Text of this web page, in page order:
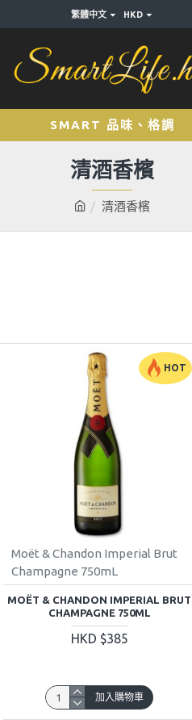
繁體中文 HKD
SMART 品味、格調
清酒香檳
清酒香檳
HOT
Moët & Chandon Imperial Brut
Champagne 750mL
MOËT & CHANDON IMPERIAL BRUT
CHAMPAGNE 750ML
HKD $385
加入購物車